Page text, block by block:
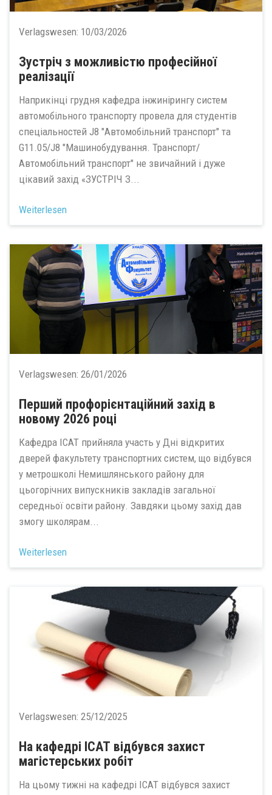
Verlagswesen: 10/03/2026
Зустріч з можливістю професійної
реалізації
Наприкінці грудня кафедра інжинірингу систем
автомобільного транспорту провела для студентів
спеціальностей J8 "Автомобільний транспорт" та
G11.05/J8 "Машинобудування. Транспорт/
Автомобільний транспорт" не звичайний і дуже
цікавий захід «ЗУСТРІЧ З...
Weiterlesen
Verlagswesen: 26/01/2026
Перший профорієнтаційний захід в
новому 2026 році
Кафедра ІСАТ прийняла участь у Дні відкритих
дверей факультету транспортних систем, що відбувся
у метрошколі Немишлянського району для
цьогорічних випускників закладів загальної
середньої освіти району. Завдяки цьому захід дав
змогу школярам...
Weiterlesen
Verlagswesen: 25/12/2025
На кафедрі ІСАТ відбувся захист
магістерських робіт
На цьому тижні на кафедрі ІСАТ відбувся захист